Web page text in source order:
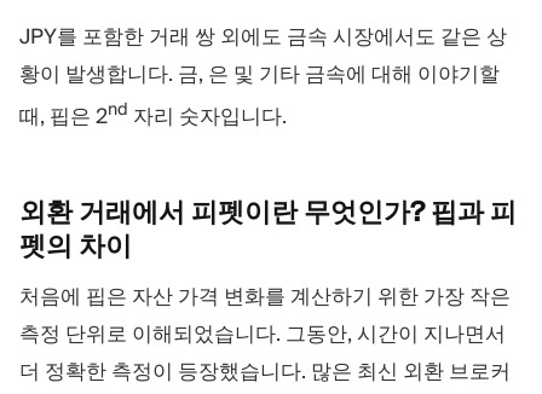
JPY를 포함한 거래 쌍 외에도 금속 시장에서도 같은 상
황이 발생합니다. 금, 은 및 기타 금속에 대해 이야기할
때, 핍은 2nd 자리 숫자입니다.
외환 거래에서 피펫이란 무엇인가? 핍과 피
펫의 차이
처음에 핍은 자산 가격 변화를 계산하기 위한 가장 작은
측정 단위로 이해되었습니다. 그동안, 시간이 지나면서
더 정확한 측정이 등장했습니다. 많은 최신 외환 브로커